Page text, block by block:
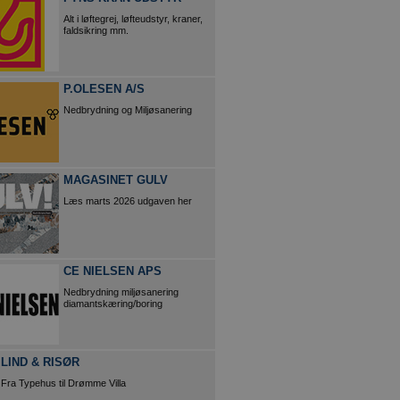
Alt i løftegrej, løfteudstyr, kraner,
faldsikring mm.
P.OLESEN A/S
Nedbrydning og Miljøsanering
MAGASINET GULV
Læs marts 2026 udgaven her
CE NIELSEN APS
Nedbrydning miljøsanering
diamantskæring/boring
LIND & RISØR
Fra Typehus til Drømme Villa